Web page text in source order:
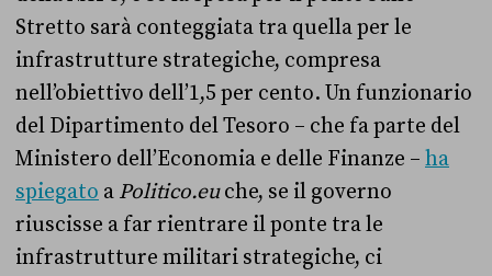
Stretto sarà conteggiata tra quella per le
infrastrutture strategiche, compresa
nell’obiettivo dell’1,5 per cento. Un funzionario
del Dipartimento del Tesoro – che fa parte del
Ministero dell’Economia e delle Finanze – ha
spiegato a Politico.euche, se il governo
riuscisse a far rientrare il ponte tra le
infrastrutture militari strategiche, ci